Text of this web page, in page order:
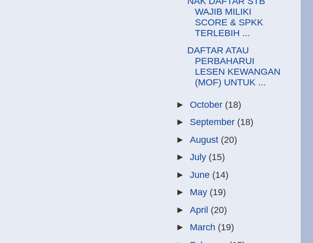
WAJIB MILIKI
SCORE & SPKK
TERLEBIH ...
DAFTAR ATAU
PERBAHARUI
LESEN KEWANGAN
(MOF) UNTUK ...
► October (18)
► September (18)
► August (20)
► July (15)
► June (14)
► May (19)
► April (20)
► March (19)